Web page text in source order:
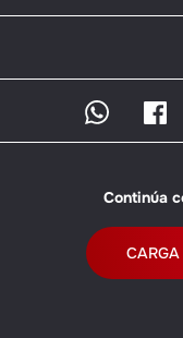
Continúa